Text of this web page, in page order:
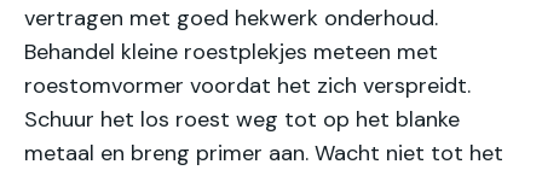
vertragen met goed hekwerk onderhoud.
Behandel kleine roestplekjes meteen met
roestomvormer voordat het zich verspreidt.
Schuur het los roest weg tot op het blanke
metaal en breng primer aan. Wacht niet tot het